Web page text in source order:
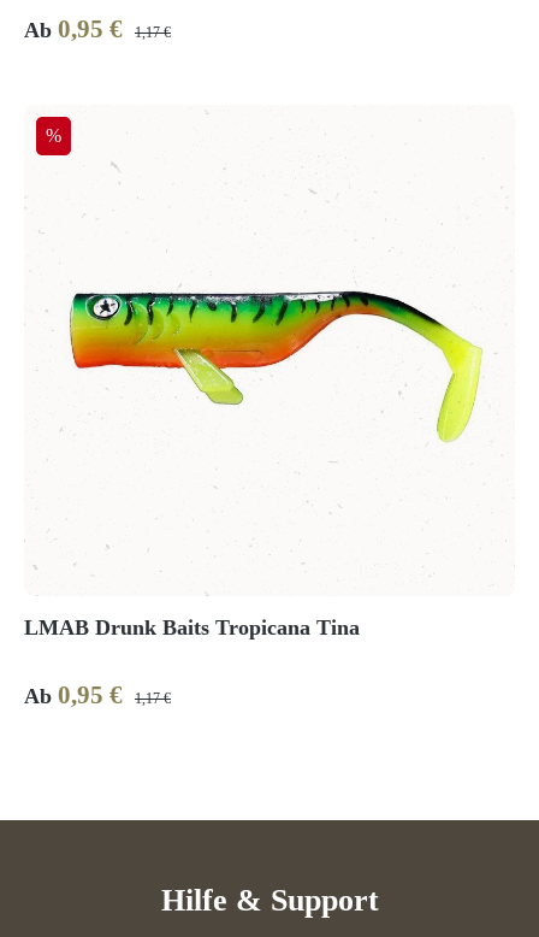
Verkaufspreis:
Ab 0,95 € Regulärer Preis:
1,17 €
Rabatt
%
LMAB Drunk Baits Tropicana Tina
Verkaufspreis:
Ab 0,95 € Regulärer Preis:
1,17 €
Hilfe & Support